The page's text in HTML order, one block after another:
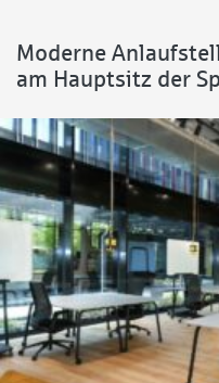
Moderne
am Hauptsitz der